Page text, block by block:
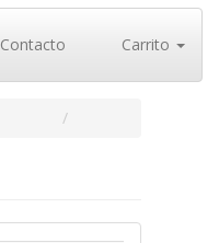
Contacto Carrito